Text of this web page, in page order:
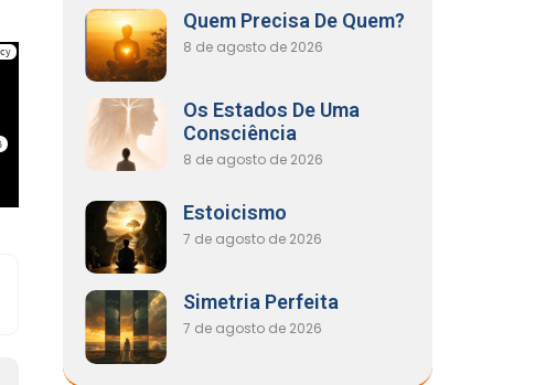
Quem Precisa De Quem?
8 de agosto de 2026
Os Estados De Uma
Consciência
8 de agosto de 2026
Estoicismo
7 de agosto de 2026
Simetria Perfeita
7 de agosto de 2026